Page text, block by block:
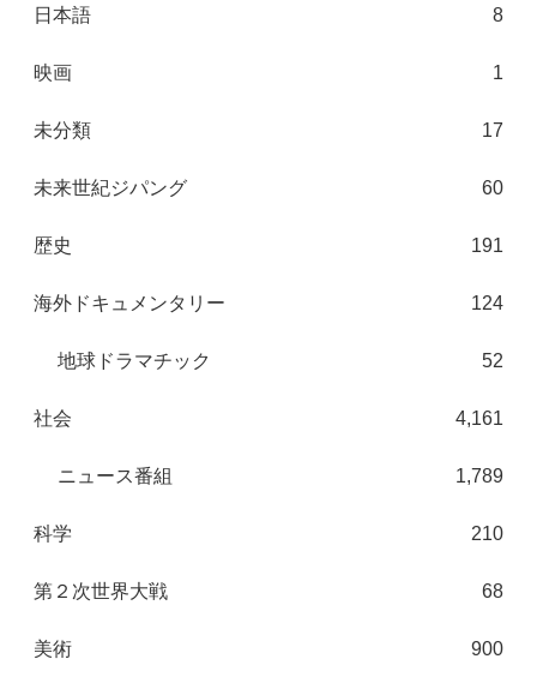
日本語 8
映画 1
未分類 17
未来世紀ジパング 60
歴史 191
海外ドキュメンタリー 124
地球ドラマチック 52
社会 4,161
ニュース番組 1,789
科学 210
第２次世界大戦 68
美術 900